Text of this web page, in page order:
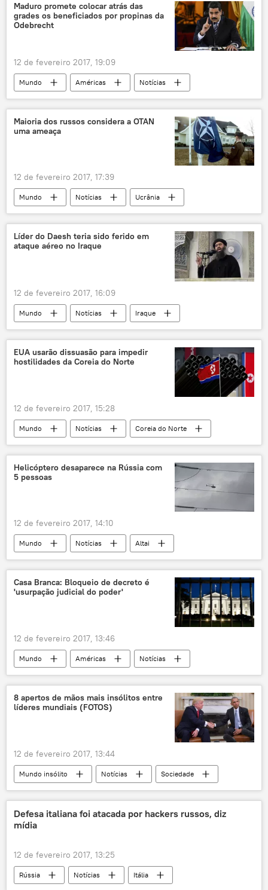
Maduro promete colocar atrás das
grades os beneficiados por propinas da
Odebrecht
12 de fevereiro 2017, 19:09
Mundo Américas
Notícias
Venezuela
Odebrecht
corrupção
propina
Nicolás Maduro
Maioria dos russos considera a OTAN
uma ameaça
12 de fevereiro 2017, 17:39
Mundo Notícias
Ucrânia
Gallup
ameaça
pesquisa
proteção
Rússia
Líder do Daesh teria sido ferido em
ataque aéreo no Iraque
12 de fevereiro 2017, 16:09
Mundo Notícias
Iraque
Abu Bakr al-Baghdadi
Daesh
Estado Islâmico
terroristas
EUA usarão dissuasão para impedir
hostilidades da Coreia do Norte
12 de fevereiro 2017, 15:28
Mundo Notícias
Coreia do Norte
mar do Japão
Donald Trump
dissuasão nuclear
relações
mísseis
EUA
Helicóptero desaparece na Rússia com
5 pessoas
12 de fevereiro 2017, 14:10
Mundo Notícias
Altai
helicóptero
aeronave
desaparecido
Rússia
Casa Branca: Bloqueio de decreto é
'usurpação judicial do poder'
12 de fevereiro 2017, 13:46
Mundo Américas
Notícias
Donald Trump
Tribunal de Apelações
imigração
decreto
poder
bloqueio
EUA
8 apertos de mãos mais insólitos entre
líderes mundiais (FOTOS)
12 de fevereiro 2017, 13:44
Mundo insólito Notícias
Sociedade
Shinzo Abe
Donald Trump
Barack Obama
Raul Castro
Justin Trudeau
Defesa italiana foi atacada por hackers russos, diz
mídia
12 de fevereiro 2017, 13:25
Rússia Notícias
Itália